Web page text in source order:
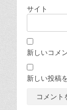
サイト
新しいコメ
新しい投稿